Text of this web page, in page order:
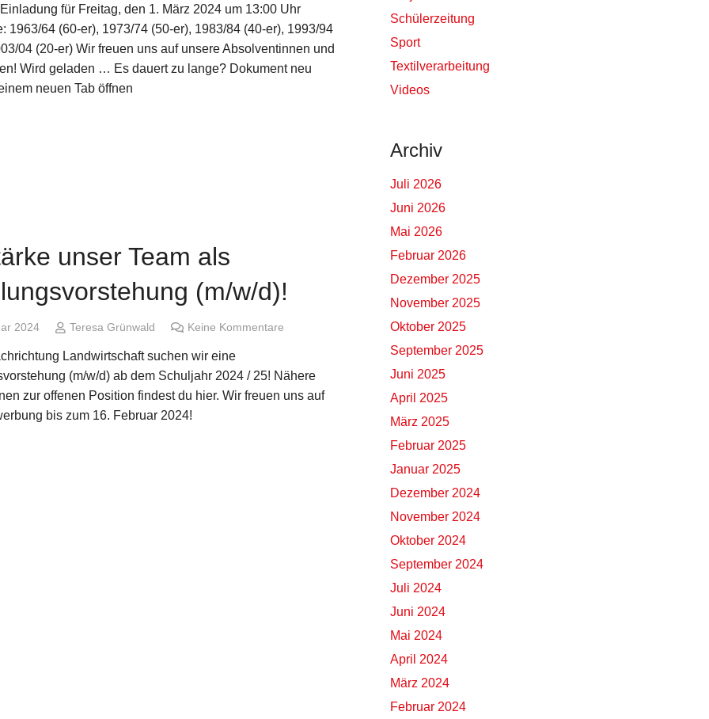
für Freitag, den 1. März 2024 um 13:00 Uhr
1963/64 (60-er), 1973/74 (50-er), 1983/84 (40-er), 1993/94
04 (20-er) Wir freuen uns auf unsere Absolventinnen und
Wird geladen … Es dauert zu lange? Dokument neu
neuen Tab öffnen
unser Team als
(m/w/d)!
2024 Teresa Grünwald Keine Kommentare
Landwirtschaft suchen wir eine
(m/w/d) ab dem Schuljahr 2024 / 25! Nähere
zur offenen Position findest du hier. Wir freuen uns auf
bis zum 16. Februar 2024!
Schülerzeitung
Sport
Textilverarbeitung
Videos
Archiv
Juli 2026
Juni 2026
Mai 2026
Februar 2026
Dezember 2025
November 2025
Oktober 2025
September 2025
Juni 2025
April 2025
März 2025
Februar 2025
Januar 2025
Dezember 2024
November 2024
Oktober 2024
September 2024
Juli 2024
Juni 2024
Mai 2024
April 2024
März 2024
Februar 2024